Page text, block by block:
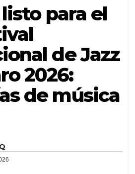
para el
de Jazz
2026:
de música